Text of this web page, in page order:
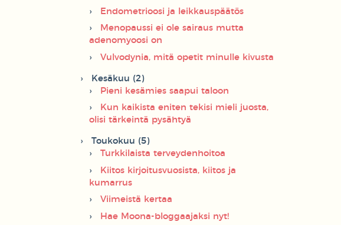
Endometrioosi ja leikkauspäätös
Menopaussi ei ole sairaus mutta
adenomyoosi on
Vulvodynia, mitä opetit minulle kivusta
Kesäkuu (2)
Pieni kesämies saapui taloon
Kun kaikista eniten tekisi mieli juosta,
olisi tärkeintä pysähtyä
Toukokuu (5)
Turkkilaista terveydenhoitoa
Kiitos kirjoitusvuosista, kiitos ja
kumarrus
Viimeistä kertaa
Hae Moona-bloggaajaksi nyt!